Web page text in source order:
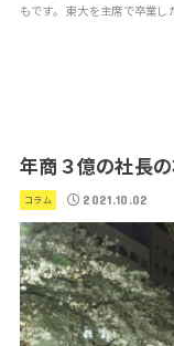
もです。 東大を主席で卒業
年商３億の社長
コラム 2021.10.02